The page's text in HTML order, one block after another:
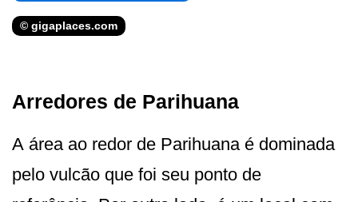
© gigaplaces.com
Arredores de Parihuana
A área ao redor de Parihuana é dominada
pelo vulcão que foi seu ponto de